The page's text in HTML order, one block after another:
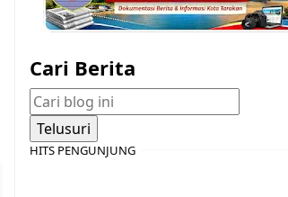
Cari Berita
HITS PENGUNJUNG